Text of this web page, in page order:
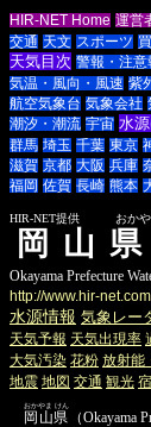
HIR-NET Home 運営
交通 天文 スポーツ
天気目次 警報・注意
気温・風向・風速 紫
航空気象台 気象会社
潮汐・潮流 宇宙 水
群馬 埼玉 千葉 東京
滋賀 京都 大阪 兵庫
福岡 佐賀 長崎 熊本
岡山
HIR-NET提供 おかや
Okayama Prefecture
http://www.hir-
水源情報 気象レー
天気予報 天気出現率
大気汚染 花粉 放射能
地震 地図 交通 観光
岡山県
おかやま けん
（